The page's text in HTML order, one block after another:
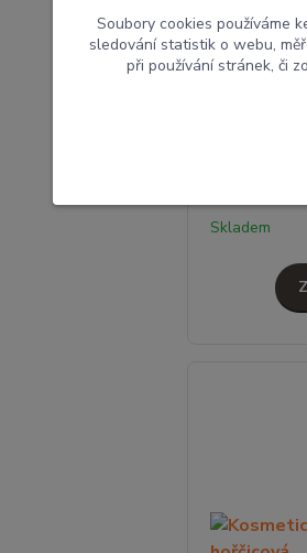
Skladem
Soubory cookies používáme
sledování statistik o webu,
při používání stránek, či